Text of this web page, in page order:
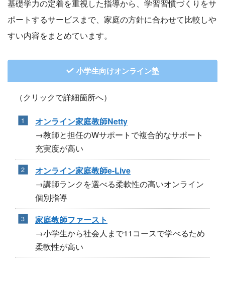
基礎学力の定着を重視した指導から、学習習慣づくりをサ
ポートするサービスまで、家庭の方針に合わせて比較しや
すい内容をまとめています。
小学生向けオンライン塾
（クリックで詳細箇所へ）
オンライン家庭教師Netty
→教師と担任のWサポートで複合的なサポート
充実度が高い
オンライン家庭教師e-Live
→講師ランクを選べる柔軟性の高いオンライン
個別指導
家庭教師ファースト
→小学生から社会人まで11コースで学べるため
柔軟性が高い